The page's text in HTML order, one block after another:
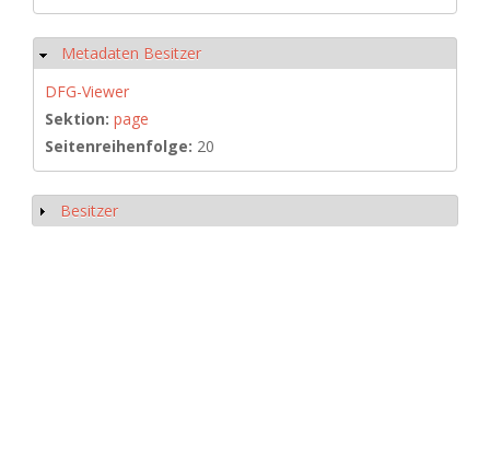
Hide
Metadaten Besitzer
DFG-Viewer
Sektion: page
Seitenreihenfolge: 20
Show
Besitzer